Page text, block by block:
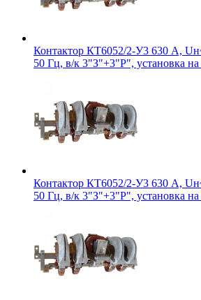
Контактор КТ6052/2-У3 630 А,
50 Гц, в/к 3"З"+3"Р", установка на
Контактор КТ6052/2-У3 630 А,
50 Гц, в/к 3"З"+3"Р", установка на